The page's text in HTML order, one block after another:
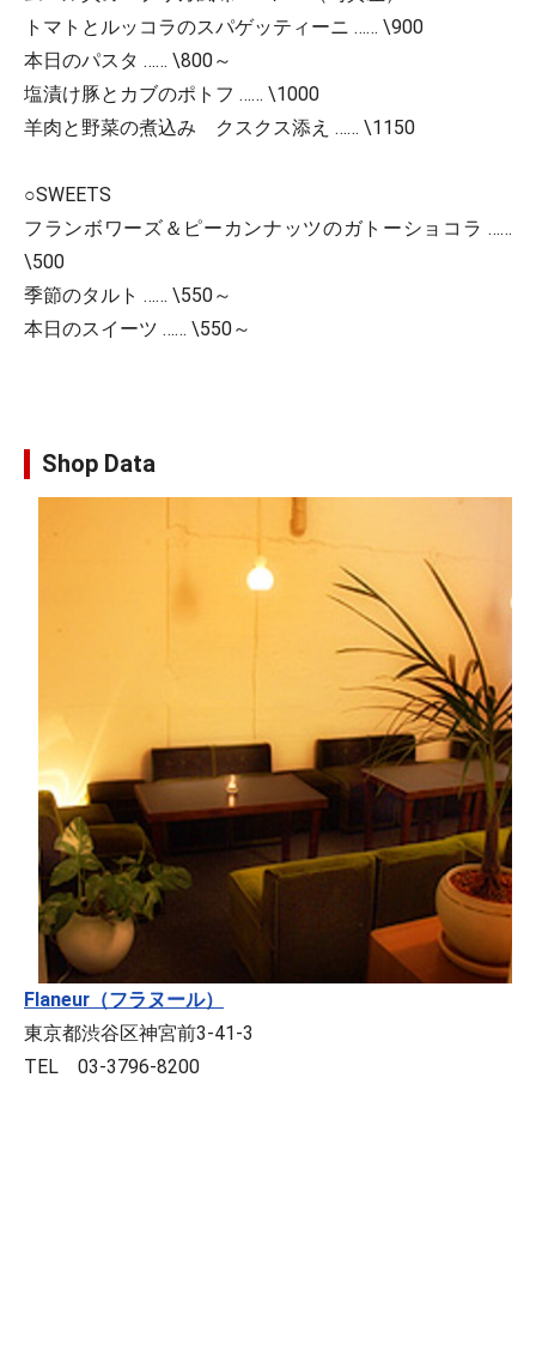
トマトとルッコラのスパゲッティーニ …… \900
本日のパスタ …… \800～
塩漬け豚とカブのポトフ …… \1000
羊肉と野菜の煮込み クスクス添え …… \1150
○SWEETS
フランボワーズ＆ピーカンナッツのガトーショコラ ……
\500
季節のタルト …… \550～
本日のスイーツ …… \550～
Shop Data
Flaneur（フラヌール）
東京都渋谷区神宮前3-41-3
TEL 03-3796-8200